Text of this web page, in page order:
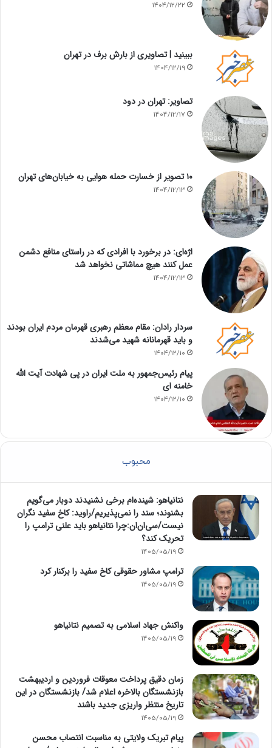
1404/12/22
ببینید | تصاویری از بارش برف در تهران
1404/12/19
تصاویر: تهران در دود
1404/12/17
۱۰ تصویر از خسارت حمله هوایی به خیابان‌های تهران
1404/12/13
اژه‌ای: در برخورد با افرادی که در راستای منافع دشمن
عمل کنند هیچ مماشاتی نخواهد شد
1404/12/13
سردار رادان: مقام معظم رهبری قهرمان مردم ایران بودند
و باید قهرمانانه شهید می‌شدند
1404/12/10
پیام رئیس‌جمهور به ملت ایران در پی شهادت آیت الله
خامنه ای
1404/12/10
محبوب
نتانیاهو: شینده‌ام برخی نشنیدند دوبار می‌گویم
بشنوند؛ سند را نمی‌پذیریم/راوید: کاخ سفید نگران
نیست/سی‌ان‌ان:چرا نتانیاهو باید علنی ترامپ را
تحریک کند؟
1405/05/19
ترامپ مشاور حقوقی کاخ سفید را برکنار کرد
1405/05/19
واکنش جهاد اسلامی به تصمیم نتانیاهو
1405/05/19
زمان دقیق پرداخت معوقات فروردین و اردیبهشت
بازنشستگان بالاخره اعلام شد/ بازنشستگان در این
تاریخ منتظر واریزی جدید باشند
1405/05/19
پیام تبریک ولایتی به مناسبت انتصاب محسن